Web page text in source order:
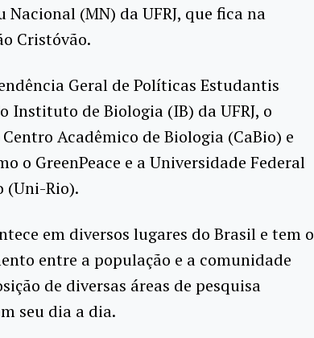
(MN) da UFRJ, que fica na
Cristóvão.
Geral de Políticas Estudantis
Instituto de Biologia (IB) da UFRJ, o
Acadêmico de Biologia (CaBio) e
o GreenPeace e a Universidade Federal
(Uni-Rio).
em diversos lugares do Brasil e tem o
entre a população e a comunidade
de diversas áreas de pesquisa
seu dia a dia.